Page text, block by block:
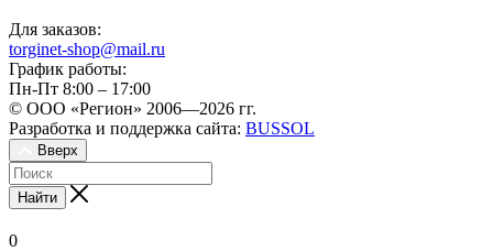
Для заказов:
torginet-shop@mail.ru
График работы:
Пн-Пт 8:00 – 17:00
© ООО «Регион» 2006—2026 гг.
Разработка и поддержка сайта: BUSSOL
Вверх
Найти
0